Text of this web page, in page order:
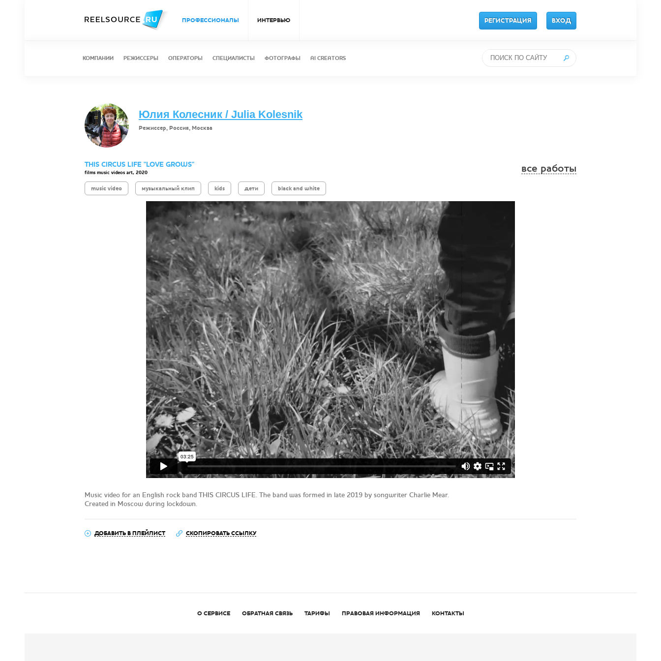
ПРОФЕССИОНАЛЫ ИНТЕРВЬЮ РЕГИСТРАЦИЯ ВХОД
КОМПАНИИ РЕЖИССЕРЫ ОПЕРАТОРЫ СПЕЦИАЛИСТЫ ФОТОГРАФЫ AI CREATORS
Юлия Колесник / Julia Kolesnik
Режиссер, Россия, Москва
THIS CIRCUS LIFE "LOVE GROWS" все работы
films music videos art, 2020
music video музыкальный клип kids дети black and white
Music video for an English rock band THIS CIRCUS LIFE. The band was formed in late 2019 by songwriter Charlie Mear.
Created in Moscow during lockdown.
ДОБАВИТЬ В ПЛЕЙЛИСТ СКОПИРОВАТЬ ССЫЛКУ
О СЕРВИСЕ ОБРАТНАЯ СВЯЗЬ ТАРИФЫ ПРАВОВАЯ ИНФОРМАЦИЯ КОНТАКТЫ